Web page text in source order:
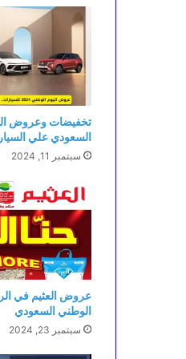
تخفيضات وعروض
السعودي علي
سبتمبر 11, 2024
عروض العثيم في
الوطني السعودي
سبتمبر 23, 2024